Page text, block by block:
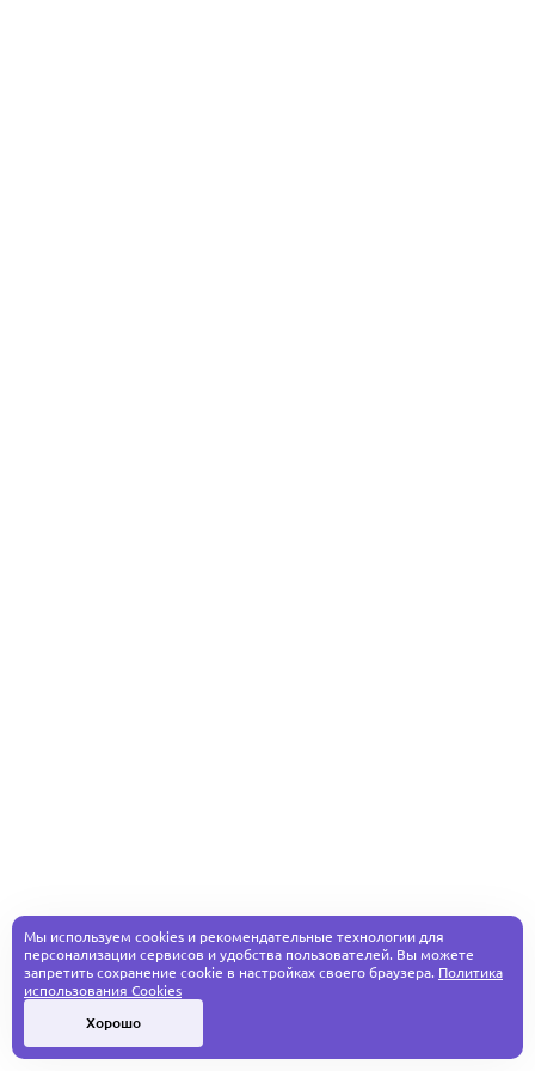
Мы используем cookies и рекомендательные технологии для
персонализации сервисов и удобства пользователей. Вы можете
запретить сохранение cookie в настройках своего браузера. Политика
использования Cookies
Хорошо